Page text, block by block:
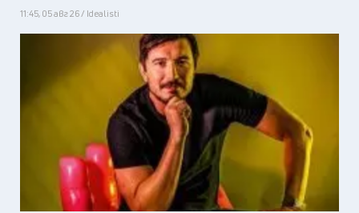
11:45, 05 авг 26 / Idealisti